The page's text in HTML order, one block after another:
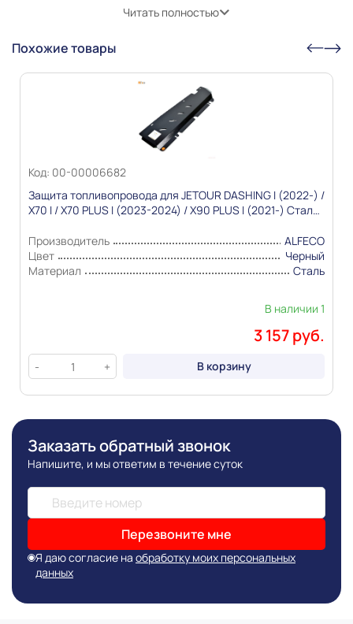
пробитие картера, продлить его жизнь и жизнь
Информация о технических характеристиках,
комплекте поставки, стране изготовления, внешнем
виде и цвете товара носит справочный характер и
основывается на последних доступных к моменту
Читать полностью
Похожие товары
Код: 00-00006682
Защита топливопровода для JETOUR DASHING I (2022-) /
X70 I / X70 PLUS I (2023-2024) / X90 PLUS I (2021-) Сталь
Производитель
ALFECO
Цвет
Черный
Материал
Сталь
В наличии 1
3 157 руб.
- + В корзину
Заказать обратный звонок
Напишите, и мы ответим в течение суток
Перезвоните мне
Я даю согласие на обработку моих персональных
данных